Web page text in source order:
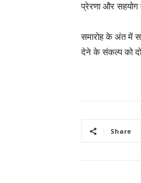
प्रेरणा और
समारोह के अंत में
देने के संकल्प को
Share